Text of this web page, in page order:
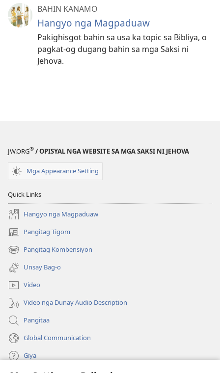
BAHIN KANAMO
Hangyo nga Magpaduaw
Pakighisgot bahin sa usa ka topic sa Bibliya, o
pagkat-og dugang bahin sa mga Saksi ni
Jehova.
JW.ORG® / OPISYAL NGA WEBSITE SA MGA SAKSI NI JEHOVA
Mga Appearance Setting
Quick Links
Hangyo nga Magpaduaw
Pangitag Tigom
(mo-
open
ug
bag-
ong
window)
Pangitag Kombensiyon
(mo-
open
ug
bag-
ong
window)
Unsay Bag-o
Video
Video nga Dunay Audio Description
Pangitaa
Global Communication
Giya